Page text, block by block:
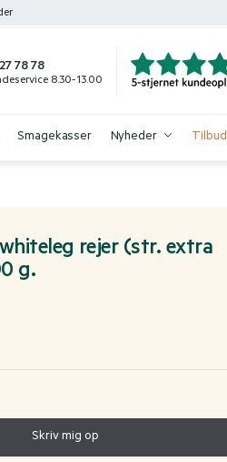
78 78
8.30-13.00
Smagekasser Nyheder Tilbud
rejer (str. extra
g.